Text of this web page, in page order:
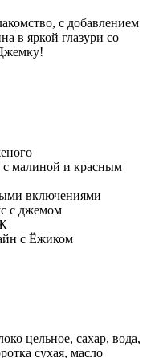
с добавлением
в яркой глазури со
с малиной и красным
включениями
с джемом
с Ёжиком
цельное, сахар, вода,
сухая, масло